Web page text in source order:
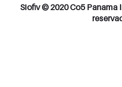
Siofiv © 2020 Co5 Panama